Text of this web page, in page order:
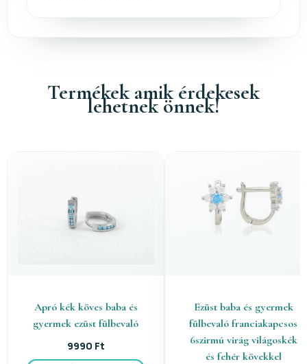
Termékek amik érdekesek
lehetnek önnek!
Apró kék köves baba és
gyermek ezüst fülbevaló
9990 Ft
Ezüst baba és gyermek
fülbevaló franciakapcsos
6szirmú virág világoskék
és fehér kövekkel